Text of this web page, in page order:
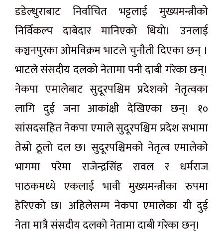
डडेल्धुराबाट निर्वाचित भट्टलाई मुख्यमन्त्रीको
निर्विकल्प दाबेदार मानिएको थियो। उनलाई
कञ्चनपुरका ओमविक्रम भाटले चुनौती दिएका छन् ।
भाटले संसदीय दलको नेतामा पनी दाबी गरेका छन्।
नेकपा एमालेबाट सुदूरपश्चिम प्रदेशको नेतृत्वका
लागि दुई जना आकांक्षी देखिएका छन्। १०
सांसदसहित नेकपा एमाले सुदूरपश्चिम प्रदेश सभामा
तेस्रो ठूलो दल छ। सुदूरपश्चिमको नेतृत्व एमालेको
भागमा परेमा राजेन्द्रसिंह रावल र धर्मराज
पाठकमध्ये एकलाई भावी मुख्यमन्त्रीका रुपमा
हेरिएको छ। अहिलेसम्म नेकपा एमालेका यी दुई
नेता मात्रै संसदीय दलको नेतामा दाबी गरेका छन्।